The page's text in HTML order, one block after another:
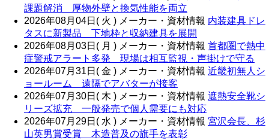
課題解消 厚物外壁と換気性能を両立
2026年08月04日( 火 ) メーカー・資材情報 内装建具ドレ
タスに新製品 下地枠と収納建具を展開
2026年08月03日( 月 ) メーカー・資材情報 首都圏で熱中
症警戒アラート多発 現場は相互監視・声掛けで守る
2026年07月31日( 金 ) メーカー・資材情報 近畿初無人シ
ョールーム 遠隔でアバターが接客
2026年07月30日( 木 ) メーカー・資材情報 遮熱安全靴シ
リーズ拡充 一般発売で個人需要にも対応
2026年07月29日( 水 ) メーカー・資材情報 宮沢会長、杉
山英男賞受賞 木造普及の旗手を表彰